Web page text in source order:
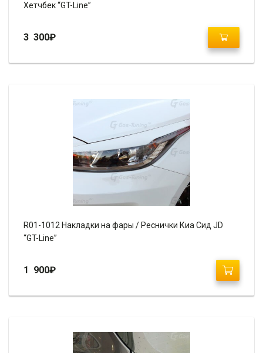
Хетчбек “GT-Line”
3 300₽
R01-1012 Накладки на фары / Реснички Киа Сид JD
“GT-Line”
1 900₽